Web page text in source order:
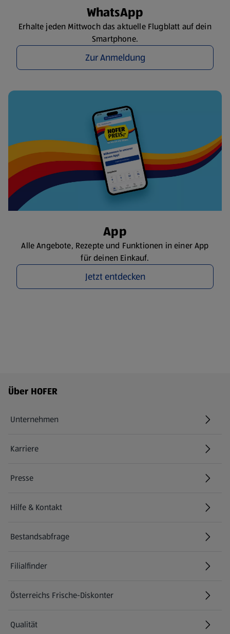
WhatsApp
Erhalte jeden Mittwoch das aktuelle Flugblatt auf dein
Smartphone.
Zur Anmeldung
App
Alle Angebote, Rezepte und Funktionen in einer App
für deinen Einkauf.
Jetzt entdecken
Fußzeilenmenü - weitere Links
Über HOFER
Unternehmen
Karriere
(öffnet in einem neuen Tab)
Presse
Hilfe & Kontakt
(öffnet in einem neuen Tab)
Bestandsabfrage
(öffnet in einem neuen Tab)
Filialfinder
Österreichs Frische-Diskonter
Qualität